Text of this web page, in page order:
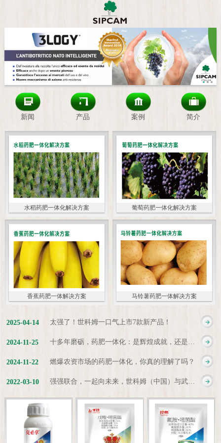
新闻 产品 案例 简介
水稻药肥一体化解决方案 葡萄药肥一体化解决方案
香蕉药肥一体解决方案 马铃薯药肥一体解决方案
太强了！世科姆一口气上市7款新产品！
2025-04-14
十多年磨砺，药肥一体化：是辉煌成就，还是新起点？
2024-11-25
燃爆农资市场的药肥一体化，你真的理解了吗？
2024-11-22
强强联合，一起向未来，世科姆（中国）与武汉科诺达成战略合作协议
2022-03-10